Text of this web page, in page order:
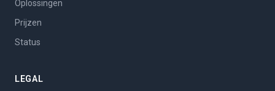
Oplossingen
Prijzen
Status
LEGAL